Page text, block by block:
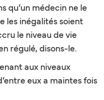
qu’un médecin ne le
les inégalités soient
le niveau de vie
régulé, disons-le.
aux niveaux
eux a maintes fois